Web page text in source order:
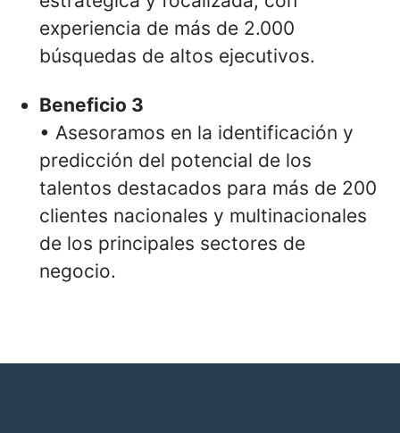
experiencia de más de 2.000
búsquedas de altos ejecutivos.
Beneficio 3
• Asesoramos en la identificación y
predicción del potencial de los
talentos destacados para más de 200
clientes nacionales y multinacionales
de los principales sectores de
negocio.